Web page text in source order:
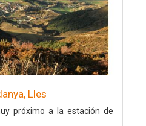
Lles
próximo a la estación de